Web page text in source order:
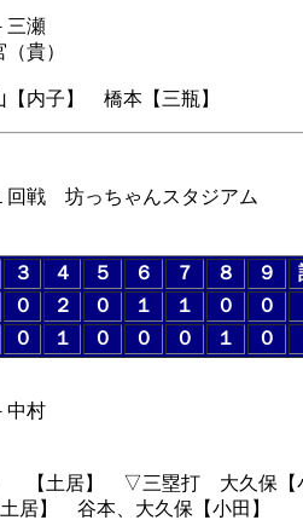
三瀬
貴）
内子】 橋本【三瓶】
戦 坊っちゃんスタジアム
３ ４ ５ ６ ７ ８ ９
０ ２ ０ １ １ ０ ０
０ １ ０ ０ ０ １ ０
中村
【土居】 ▽三塁打 大久保【
居】 谷本、大久保【小田】